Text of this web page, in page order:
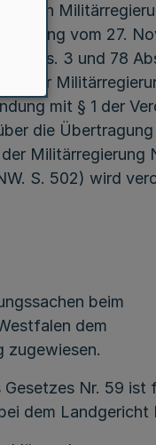
vom 27.
Abs. 3 und 78
der
mit § 1 der
die
Militärregierung
S. 502) wird
beim
dem
zugewiesen.
Nr. 59 ist
dem Landgericht